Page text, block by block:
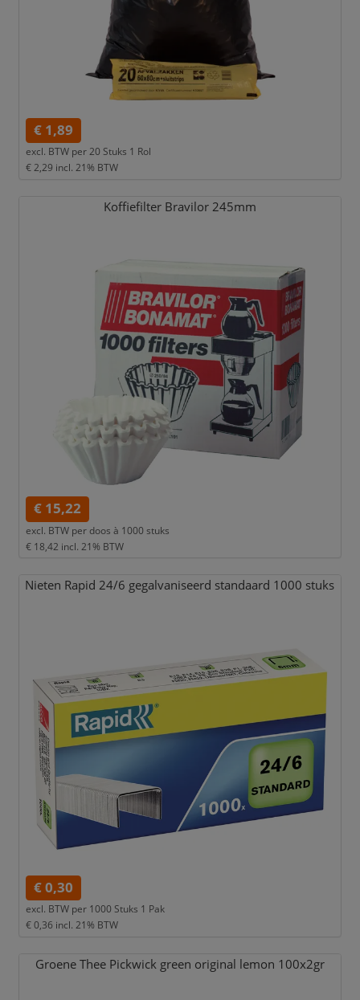
€ 1,89
excl. BTW per20 Stuks 1 Rol
€ 2,29 incl. 21% BTW
Koffiefilter Bravilor 245mm
€ 15,22
excl. BTW per doos à 1000 stuks
€ 18,42 incl. 21% BTW
Nieten Rapid 24/6 gegalvaniseerd standaard 1000 stuks
€ 0,30
excl. BTW per 1000 Stuks 1 Pak
€ 0,36 incl. 21% BTW
Groene Thee Pickwick green original lemon 100x2gr